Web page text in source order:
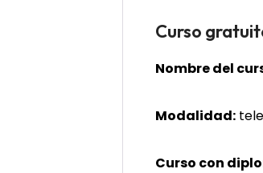
Curso
Nombre del
Modalidad:
Curso con